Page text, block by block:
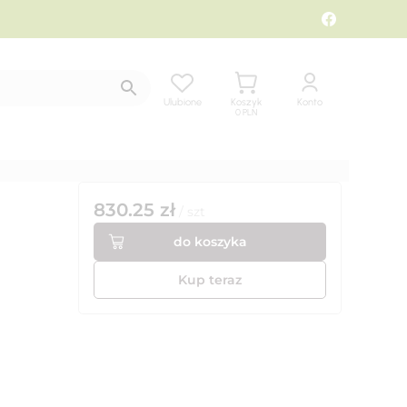
Ulubione
Koszyk
0 PLN
Konto
830.25 zł
do koszyka
Kup teraz